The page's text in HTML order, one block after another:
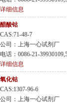
详细信息
醋酸钴
CAS:71-48-7
公司：上海一心试剂厂
电话：0086-21-
详细信息
氧化钴
CAS:1307-96-6
公司：上海一心试剂厂